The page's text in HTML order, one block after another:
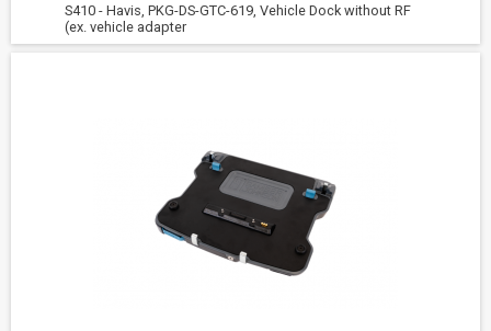
S410 - Havis, PKG-DS-GTC-619, Vehicle Dock without RF
(ex. vehicle adapter